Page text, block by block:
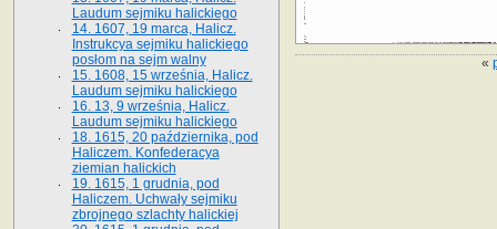
«
Laudum sejmiku halickiego
14. 1607, 19 marca, Halicz.
Instrukcya sejmiku halickiego
posłom na sejm walny
15. 1608, 15 września, Halicz.
Laudum sejmiku halickiego
16. 13, 9 września, Halicz.
Laudum sejmiku halickiego
18. 1615, 20 października, pod
Haliczem. Konfederacya
ziemian halickich
19. 1615, 1 grudnia, pod
Haliczem. Uchwały sejmiku
zbrojnego szlachty halickiej